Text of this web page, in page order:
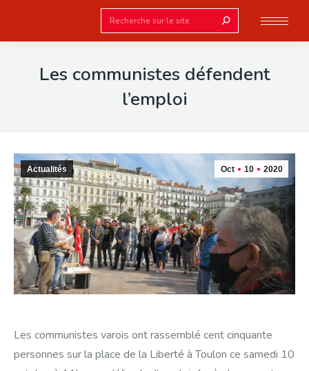
Search:
Les communistes défendent
l’emploi
Oct 10 2020
Actualités
Les communistes varois ont rassemblé cent cinquante
personnes sur la place de la Liberté à Toulon ce samedi 10